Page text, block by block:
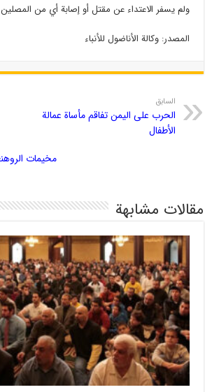
ولم يسفر الاعتداء عن مقتل أو إصابة أي من
المصدر: وكالة الأناضول للأنباء
السابق
الحرب على اليمن تفاقم مأساة عمالة
الأطفال
مخيمات
مقالات مشابهة